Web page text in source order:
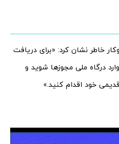
خاطر نشان کرد: «برای دریافت
درگاه ملی مجوزها شوید و
خود اقدام کنید.»